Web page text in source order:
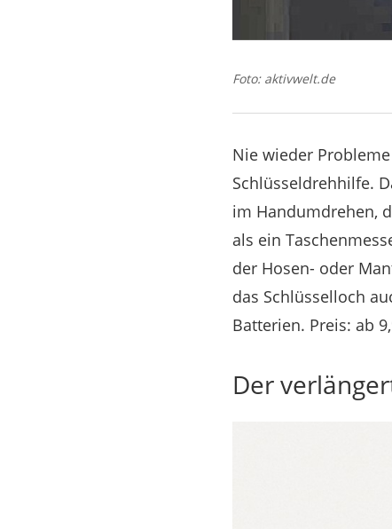
Foto: aktivwelt.de
Nie wieder
Schlüsseldrehhilfe.
im Handumdrehen,
als ein
der Hosen- oder
das Schlüsselloch
Batterien. Preis: ab
Der